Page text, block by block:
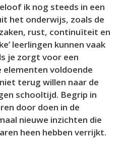
ik nog steeds in een
het onderwijs, zoals de
rust, continuïteit en
leerlingen kunnen vaak
je zorgt voor een
voldoende
terug willen naar de
schooltijd. Begrip in
door doen in de
nieuwe inzichten die
heen hebben verrijkt.